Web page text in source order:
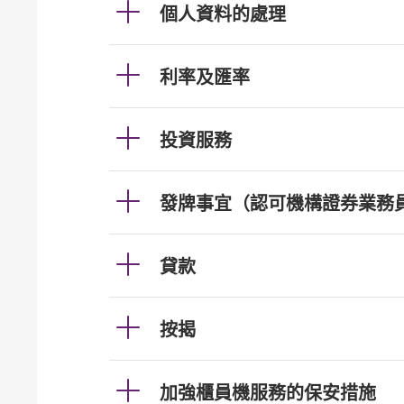
個人資料的處理
利率及匯率
投資服務
發牌事宜（認可機構證券業務
貸款
按揭
加強櫃員機服務的保安措施